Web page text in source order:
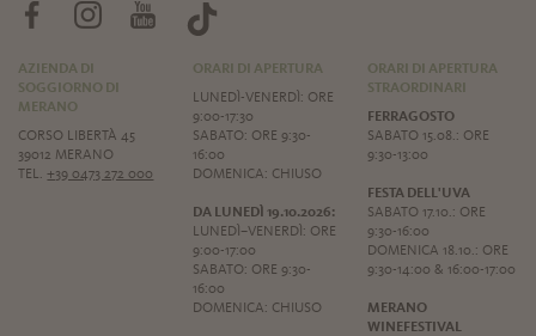
AZIENDA DI
SOGGIORNO DI
MERANO
CORSO LIBERTÀ 45
39012 MERANO
TEL.+39 0473 272 000
ORARI DI APERTURA
LUNEDÌ-VENERDÌ: ORE
9:00-17:30
SABATO: ORE 9:30-
16:00
DOMENICA: CHIUSO
DA LUNEDÌ 19.10.2026:
LUNEDÌ–VENERDÌ: ORE
9:00-17:00
SABATO: ORE 9:30-
16:00
DOMENICA: CHIUSO
ORARI DI APERTURA
STRAORDINARI
FERRAGOSTO
SABATO 15.08.: ORE
9:30-13:00
FESTA DELL'UVA
SABATO 17.10.: ORE
9:30-16:00
DOMENICA 18.10.: ORE
9:30-14:00 & 16:00-17:00
MERANO
WINEFESTIVAL